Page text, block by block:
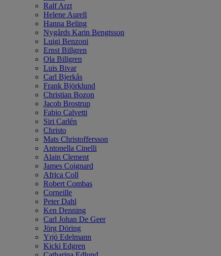
Ralf Arzt
Helene Aurell
Hanna Beling
Nygårds Karin Bengtsson
Luigi Benzoni
Ernst Billgren
Ola Billgren
Luis Bivar
Carl Bjerkås
Frank Björklund
Christian Bozon
Jacob Brostrup
Fabio Calvetti
Siri Carlén
Christo
Mats Christoffersson
Antonella Cinelli
Alain Clement
James Coignard
Africa Coll
Robert Combas
Corneille
Peter Dahl
Ken Denning
Carl Johan De Geer
Jörg Döring
Yrjö Edelmann
Kicki Edgren